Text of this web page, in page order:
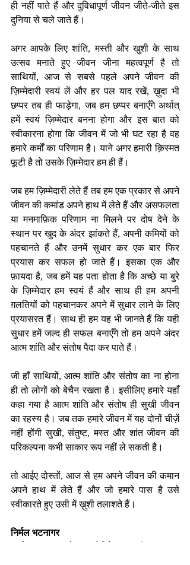
ही नहीं पाते हैं और दुविधापूर्ण जीवन जीते-जीते इस
दुनिया से चले जाते हैं।
अगर आपके लिए शांति, मस्ती और खुशी के साथ
उत्सव मनाते हुए जीवन जीना महत्वपूर्ण है तो
साथियों, आज से सबसे पहले अपने जीवन की
ज़िम्मेदारी स्वयं लें और हर पल याद रखें, ख़ुदा भी
छप्पर तब ही फाड़ेगा, जब हम छप्पर बनाएँगे अर्थात्
हमें स्वयं ज़िम्मेदार बनना होगा और इस बात को
स्वीकारना होगा कि जीवन में जो भी घट रहा है वह
हमारे कर्मों का परिणाम है। याने अगर हमारी क़िस्मत
फूटी है तो उसके ज़िम्मेदार हम ही हैं।
जब हम ज़िम्मेदारी लेते हैं तब हम एक प्रकार से अपने
जीवन की कमांड अपने हाथ में लेते हैं और असफलता
या मनमाफ़िक परिणाम ना मिलने पर दोष देने के
स्थान पर खुद के अंदर झांकते हैं, अपनी कमियों को
पहचानते हैं और उनमें सुधार कर एक बार फिर
प्रयास कर सफल हो जाते हैं। इसका एक और
फ़ायदा है, जब हमें यह पता होता है कि अच्छे या बुरे
के ज़िम्मेदार हम स्वयं हैं और साथ ही हम अपनी
ग़लतियों को पहचानकर अपने में सुधार लाने के लिए
प्रयासरत हैं। साथ ही हम यह भी जानते हैं कि यही
सुधार हमें जल्द ही सफल बनाएँगे तो हम अपने अंदर
आत्म शांति और संतोष पैदा कर पाते हैं।
जी हाँ साथियों, आत्म शांति और संतोष का ना होना
ही तो लोगों को बेचैन रखता है। इसीलिए हमारे यहाँ
कहा गया है आत्म शांति और संतोष ही सुखी जीवन
का रहस्य है। जब तक हमारे जीवन में यह दोनों चीज़ें
नहीं होंगी सुखी, संतुष्ट, मस्त और शांत जीवन की
परिकल्पना कभी साकार रूप नहीं ले सकती है।
तो आईए दोस्तों, आज से हम अपने जीवन की कमान
अपने हाथ में लेते हैं और जो हमारे पास है उसे
स्वीकारते हुए उसी में ख़ुशी तलाशते हैं।
निर्मल भटनागर